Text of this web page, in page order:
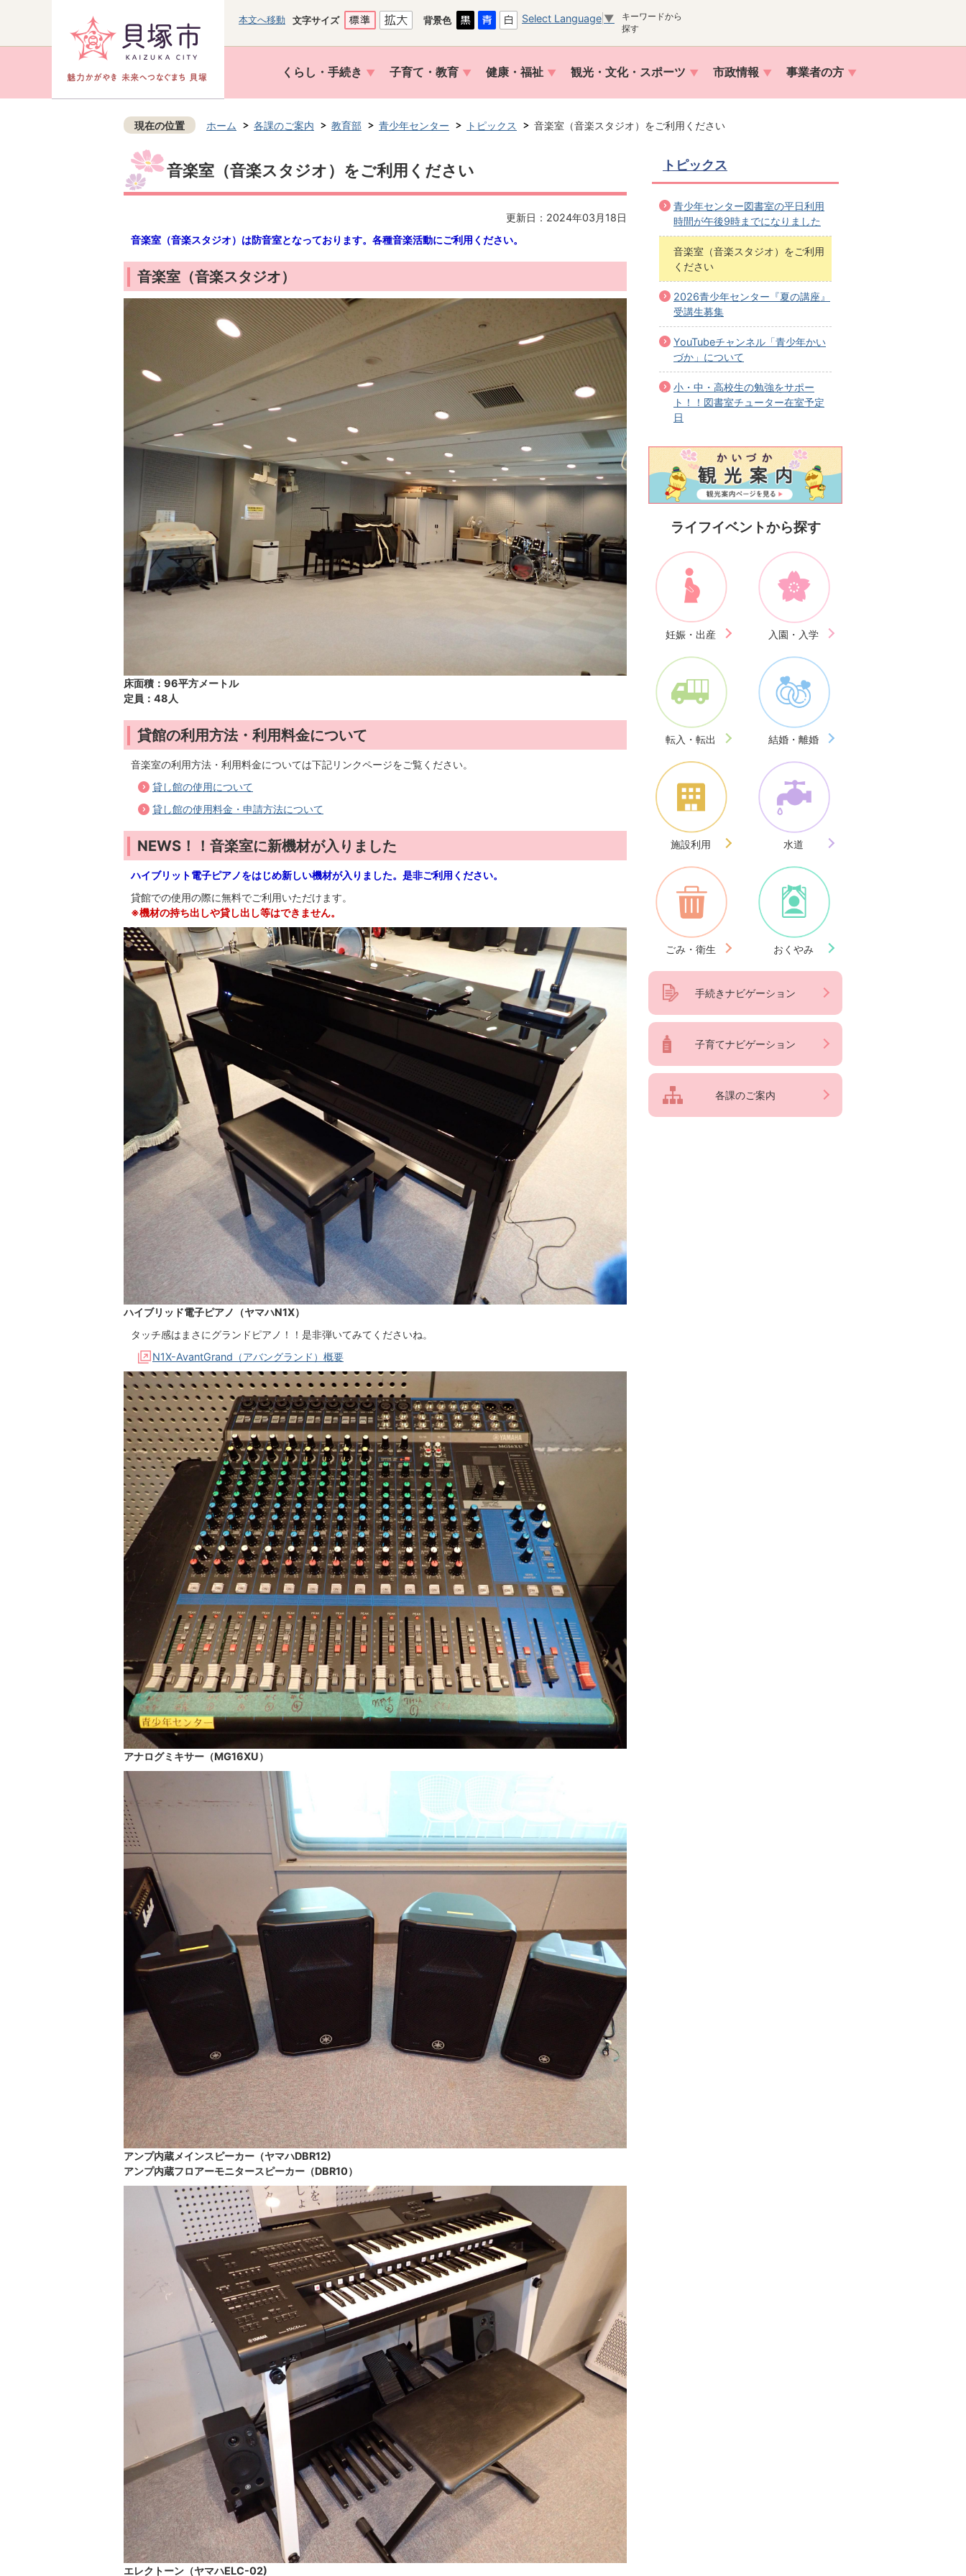
本文へ移動 文字サイズ 背景色 Select Language ▼
キーワードから
探す
くらし・手続き 子育て・教育 健康・福祉 観光・文化・スポーツ 市政情報 事業者の方
現在の位置 ホーム 各課のご案内 教育部 青少年センター トピックス 音楽室（音楽スタジオ）をご利用ください
音楽室（音楽スタジオ）をご利用ください
更新日：2024年03月18日
音楽室（音楽スタジオ）は防音室となっております。各種音楽活動にご利用ください。
音楽室（音楽スタジオ）
床面積：96平方メートル
定員：48人
貸館の利用方法・利用料金について
音楽室の利用方法・利用料金については下記リンクページをご覧ください。
貸し館の使用について
貸し館の使用料金・申請方法について
NEWS！！音楽室に新機材が入りました
ハイブリット電子ピアノをはじめ新しい機材が入りました。是非ご利用ください。
貸館での使用の際に無料でご利用いただけます。
※機材の持ち出しや貸し出し等はできません。
ハイブリッド電子ピアノ（ヤマハN1X）
タッチ感はまさにグランドピアノ！！是非弾いてみてくださいね。
N1X-AvantGrand（アバングランド）概要
アナログミキサー（MG16XU）
アンプ内蔵メインスピーカー（ヤマハDBR12)
アンプ内蔵フロアーモニタースピーカー（DBR10）
エレクトーン（ヤマハELC-02)
トピックス
青少年センター図書室の平日利用
時間が午後9時までになりました
音楽室（音楽スタジオ）をご利用
ください
2026青少年センター『夏の講座』
受講生募集
YouTubeチャンネル「青少年かい
づか」について
小・中・高校生の勉強をサポー
ト！！図書室チューター在室予定
日
ライフイベントから探す
妊娠・出産 入園・入学
転入・転出 結婚・離婚
施設利用 水道
ごみ・衛生 おくやみ
手続きナビゲーション
子育てナビゲーション
各課のご案内